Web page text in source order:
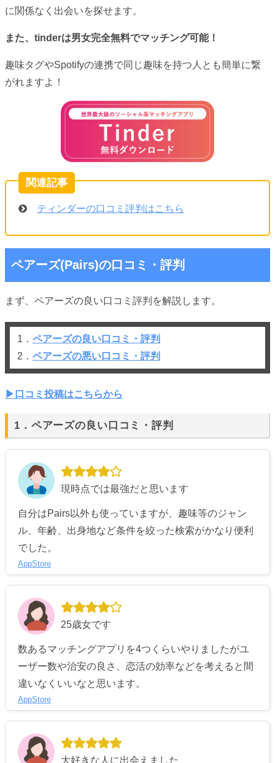
に関係なく出会いを探せます。
また、tinderは男女完全無料でマッチング可能！
趣味タグやSpotifyの連携で同じ趣味を持つ人とも簡単に繋
がれますよ！
ティンダーの口コミ評判はこちら
ペアーズ(Pairs)の口コミ・評判
まず、ペアーズの良い口コミ評判を解説します。
1． ペアーズの良い口コミ・評判
2． ペアーズの悪い口コミ・評判
▶︎口コミ投稿はこちらから
1．ペアーズの良い口コミ・評判
現時点では最強だと思います
自分はPairs以外も使っていますが、趣味等のジャン
ル、年齢、出身地など条件を絞った検索がかなり便利
でした。
AppStore
25歳女です
数あるマッチングアプリを4つくらいやりましたがユ
ーザー数や治安の良さ、恋活の効率などを考えると間
違いなくいいなと思います。
AppStore
大好きな人に出会えました